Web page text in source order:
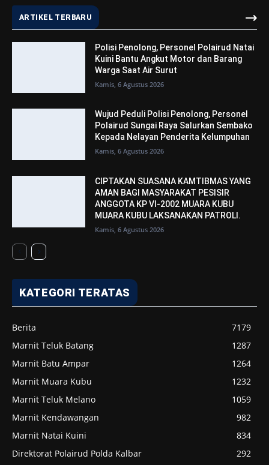
ARTIKEL TERBARU
Polisi Penolong, Personel Polairud Natai
Kuini Bantu Angkut Motor dan Barang
Warga Saat Air Surut
Kamis, 6 Agustus 2026
Wujud Peduli Polisi Penolong, Personel
Polairud Sungai Raya Salurkan Sembako
Kepada Nelayan Penderita Kelumpuhan
Kamis, 6 Agustus 2026
CIPTAKAN SUASANA KAMTIBMAS YANG
AMAN BAGI MASYARAKAT PESISIR
ANGGOTA KP VI-2002 MUARA KUBU
MUARA KUBU LAKSANAKAN PATROLI.
Kamis, 6 Agustus 2026
KATEGORI TERATAS
Berita
7179
Marnit Teluk Batang
1287
Marnit Batu Ampar
1264
Marnit Muara Kubu
1232
Marnit Teluk Melano
1059
Marnit Kendawangan
982
Marnit Natai Kuini
834
Direktorat Polairud Polda Kalbar
292